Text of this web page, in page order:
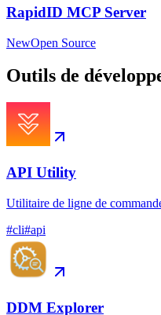
RapidID MCP Server
NewOpen Source
Outils de
API Utility
Utilitaire de ligne de
#cli#api
DDM Explorer